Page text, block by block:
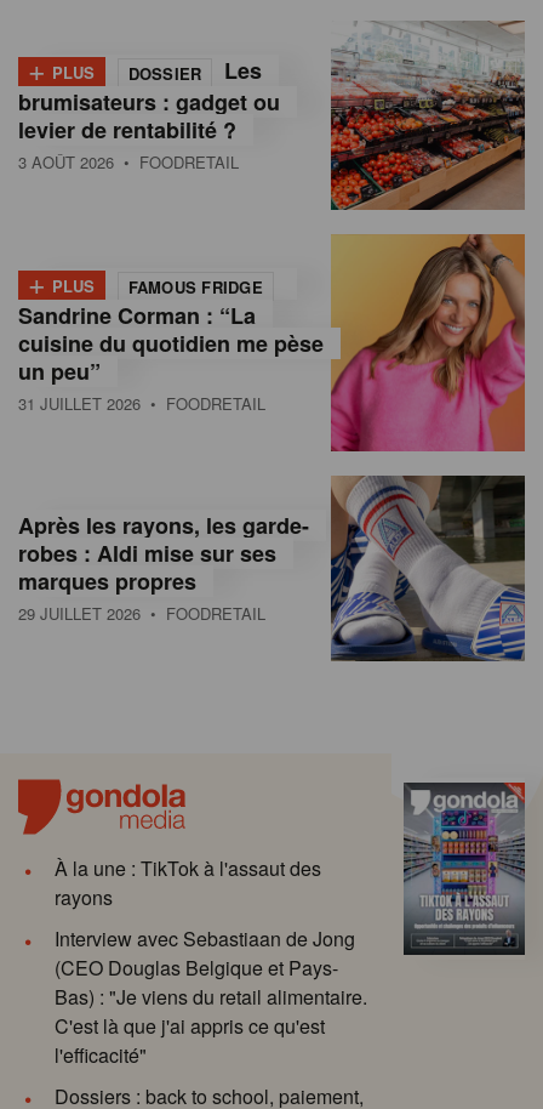
+ PLUS DOSSIER
Les
brumisateurs : gadget ou
levier de rentabilité ?
3 AOÛT 2026 • FOODRETAIL
+ PLUS FAMOUS FRIDGE
Sandrine Corman : “La
cuisine du quotidien me pèse
un peu”
31 JUILLET 2026 • FOODRETAIL
Après les rayons, les garde-
robes : Aldi mise sur ses
marques propres
29 JUILLET 2026 • FOODRETAIL
À la une : TikTok à l'assaut des
rayons
Interview avec Sebastiaan de Jong
(CEO Douglas Belgique et Pays-
Bas) : "Je viens du retail alimentaire.
C'est là que j'ai appris ce qu'est
l'efficacité"
Dossiers : back to school, paiement,